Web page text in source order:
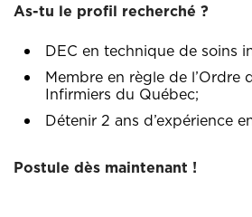
As-tu le profil recherché ?
DEC en technique de soins
Membre en règle de l’Ordre
Infirmiers du Québec;
Détenir 2 ans d’expérience
Postule dès maintenant !